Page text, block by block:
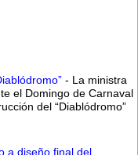
- La ministra
el Domingo de Carnaval
del “Diablódromo”
a diseño final del